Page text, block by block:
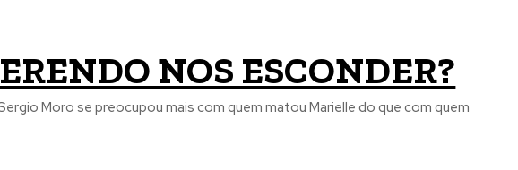
NOS ESCONDER?
Moro se preocupou mais com quem matou Marielle do que com quem